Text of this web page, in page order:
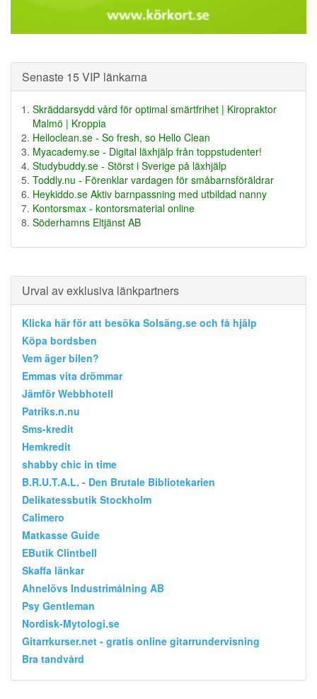
Senaste 15 VIP länkarna
Skräddarsydd vård för optimal smärtfrihet | Kiropraktor
Malmö | Kroppia
Helloclean.se - So fresh, so Hello Clean
Myacademy.se - Digital läxhjälp från toppstudenter!
Studybuddy.se - Störst i Sverige på läxhjälp
Toddly.nu - Förenklar vardagen för småbarnsföräldrar
Heykiddo.se Aktiv barnpassning med utbildad nanny
Kontorsmax - kontorsmaterial online
Söderhamns Eltjänst AB
Urval av exklusiva länkpartners
Klicka här för att besöka Solsäng.se och få hjälp
Köpa bordsben
Vem äger bilen?
Emmas vita drömmar
Jämför Webbhotell
Patriks.n.nu
Sms-kredit
Hemkredit
shabby chic in time
B.R.U.T.A.L. - Den Brutale Bibliotekarien
Delikatessbutik Stockholm
Calimero
Matkasse Guide
EButik Clintbell
Skaffa länkar
Ahnelövs Industrimålning AB
Psy Gentleman
Nordisk-Mytologi.se
Gitarrkurser.net - gratis online gitarrundervisning
Bra tandvård